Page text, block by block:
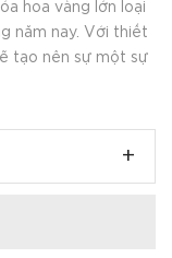
hoa vàng lớn loại
năm nay. Với thiết
tạo nên sự một sự
+